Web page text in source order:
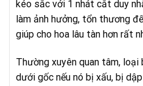
kéo sắc với 1 nhát cắt duy
làm ảnh hưởng, tổn thương
giúp cho hoa lâu tàn hơn rất
Thường xuyên quan tâm,
dưới gốc nếu nó bị xấu, bị